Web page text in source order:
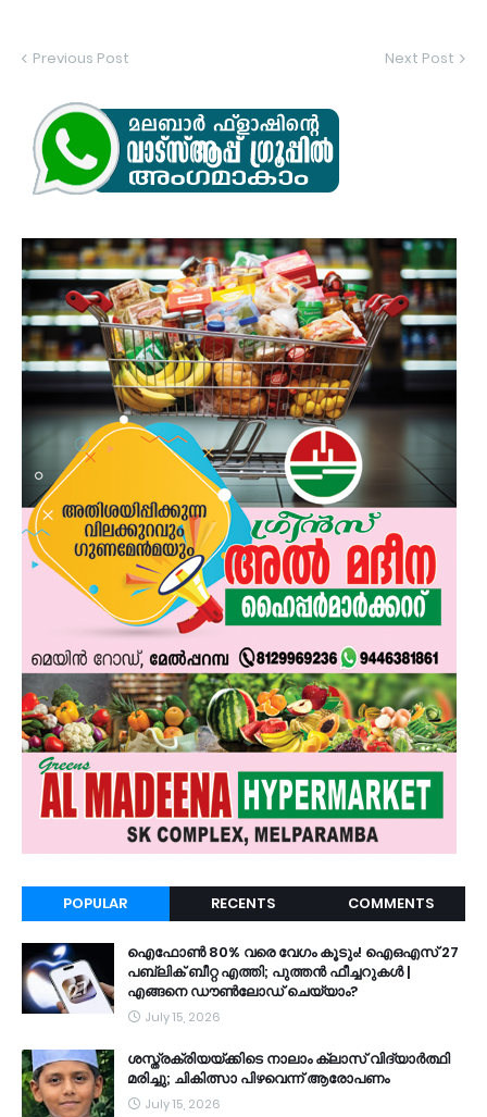
Previous Post Next Post
POPULAR RECENTS COMMENTS
ഐഫോൺ 80% വരെ വേഗം കൂടും! ഐഒഎസ് 27
പബ്ലിക് ബീറ്റ എത്തി; പുത്തൻ ഫീച്ചറുകൾ |
എങ്ങനെ ഡൗൺലോഡ് ചെയ്യാം?
July 15, 2026
ശസ്ത്രക്രിയയ്ക്കിടെ നാലാം ക്ലാസ് വിദ്യാർത്ഥി
മരിച്ചു; ചികിത്സാ പിഴവെന്ന് ആരോപണം
July 15, 2026